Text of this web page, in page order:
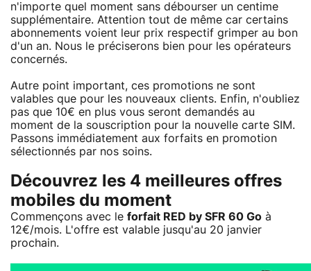
n'importe quel moment sans débourser un centime
supplémentaire. Attention tout de même car certains
abonnements voient leur prix respectif grimper au bon
d'un an. Nous le préciserons bien pour les opérateurs
concernés.
Autre point important, ces promotions ne sont
valables que pour les nouveaux clients. Enfin, n'oubliez
pas que 10€ en plus vous seront demandés au
moment de la souscription pour la nouvelle carte SIM.
Passons immédiatement aux forfaits en promotion
sélectionnés par nos soins.
Découvrez les 4 meilleures offres
mobiles du moment
Commençons avec le forfait RED by SFR 60 Go à
12€/mois. L'offre est valable jusqu'au 20 janvier
prochain.